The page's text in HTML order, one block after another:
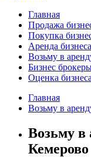
Главная
Продажа
Покупка
Аренда бизнеса
Возьму в
Бизнес
Оценка бизнеса
Главная
Возьму в
Возьму в
Кемерово